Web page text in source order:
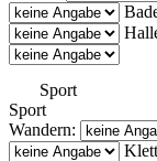
Sport
Sport
Wandern: